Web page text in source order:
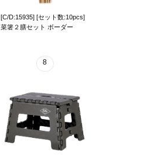
[C/D:15935] [セット数:10pcs]
菜箸２膳セット ボーダー
8